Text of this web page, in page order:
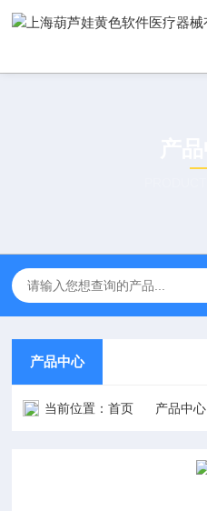
产品中心
当前位置：首页 产品中心